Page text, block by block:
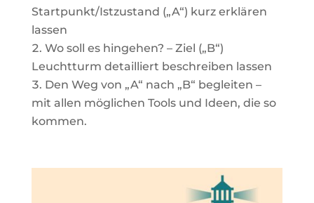
Startpunkt/Istzustand („A“) kurz erklären
lassen
Wo soll es hingehen? – Ziel („B“)
Leuchtturm detailliert beschreiben lassen
Den Weg von „A“ nach „B“ begleiten –
mit allen möglichen Tools und Ideen, die so
kommen.